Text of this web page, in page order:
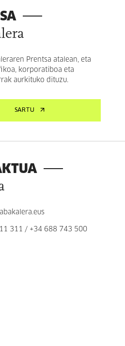
Prentsa atalean, eta
korporatiboa eta
aurkituko dituzu.
SARTU
311 / +34 688 743 500